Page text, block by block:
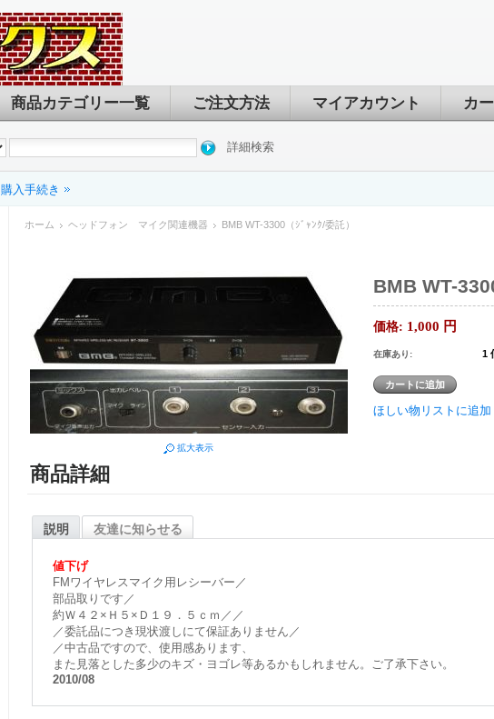
商品カテゴリー一覧 ご注文方法 マイアカウント カ
詳細検索
購入手続き
ホーム ヘッドフォン マイク関連機器 BMB WT-3300（ｼﾞｬﾝｸ/委託）
拡大表示
BMB WT-
価格: 1,000 円
在庫あり: 1
ほしい物リストに追加
商品詳細
説明 友達に知らせる
値下げ
FMワイヤレスマイク用レシーバー／
部品取りです／
約Ｗ４２×Ｈ５×Ｄ１９．５ｃｍ／／
／委託品につき現状渡しにて保証ありません／
／中古品ですので、使用感あります、
また見落とした多少のキズ・ヨゴレ等あるかもしれません。ご了承下さい。
2010/08